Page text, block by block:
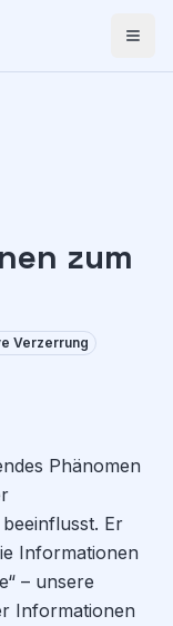
zum
Verzerrung
Phänomen
Er
Informationen
– unsere
Informationen